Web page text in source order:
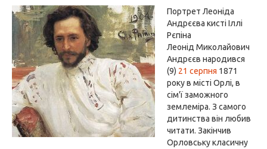
Портрет Леоніда
Андрєєва кисті Іллі
Рєпіна
Леонід Миколайович
Андрєєв народився
(9) 21 серпня 1871
року в місті Орлі, в
сім'ї заможного
землеміра. З самого
дитинства він любив
читати. Закінчив
Орловську класичну